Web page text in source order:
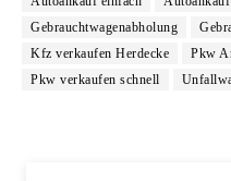
Gebrauchtwagenabholung
Kfz verkaufen Herdecke
Pkw
Pkw verkaufen schnell